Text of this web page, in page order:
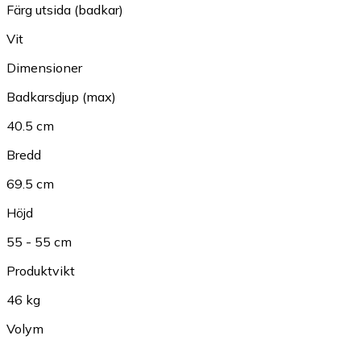
Färg utsida (badkar)
Vit
Dimensioner
Badkarsdjup (max)
40.5 cm
Bredd
69.5 cm
Höjd
55 - 55 cm
Produktvikt
46 kg
Volym